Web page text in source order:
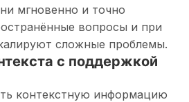
мгновенно и точно
вопросы и при
сложные проблемы.
с поддержкой
контекстную информацию